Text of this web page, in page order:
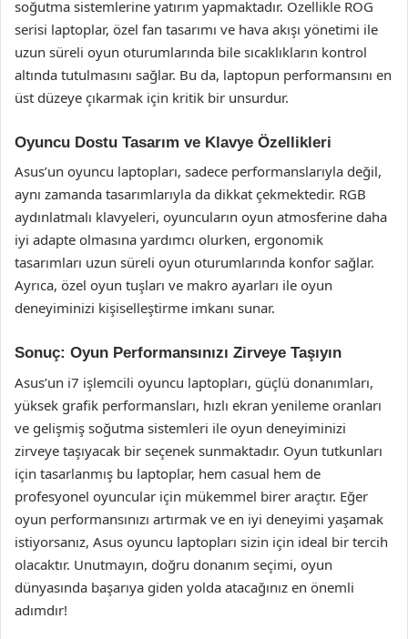
soğutma sistemlerine yatırım yapmaktadır. Özellikle ROG
serisi laptoplar, özel fan tasarımı ve hava akışı yönetimi ile
uzun süreli oyun oturumlarında bile sıcaklıkların kontrol
altında tutulmasını sağlar. Bu da, laptopun performansını en
üst düzeye çıkarmak için kritik bir unsurdur.
Oyuncu Dostu Tasarım ve Klavye Özellikleri
Asus’un oyuncu laptopları, sadece performanslarıyla değil,
aynı zamanda tasarımlarıyla da dikkat çekmektedir. RGB
aydınlatmalı klavyeleri, oyuncuların oyun atmosferine daha
iyi adapte olmasına yardımcı olurken, ergonomik
tasarımları uzun süreli oyun oturumlarında konfor sağlar.
Ayrıca, özel oyun tuşları ve makro ayarları ile oyun
deneyiminizi kişiselleştirme imkanı sunar.
Sonuç: Oyun Performansınızı Zirveye Taşıyın
Asus’un i7 işlemcili oyuncu laptopları, güçlü donanımları,
yüksek grafik performansları, hızlı ekran yenileme oranları
ve gelişmiş soğutma sistemleri ile oyun deneyiminizi
zirveye taşıyacak bir seçenek sunmaktadır. Oyun tutkunları
için tasarlanmış bu laptoplar, hem casual hem de
profesyonel oyuncular için mükemmel birer araçtır. Eğer
oyun performansınızı artırmak ve en iyi deneyimi yaşamak
istiyorsanız, Asus oyuncu laptopları sizin için ideal bir tercih
olacaktır. Unutmayın, doğru donanım seçimi, oyun
dünyasında başarıya giden yolda atacağınız en önemli
adımdır!